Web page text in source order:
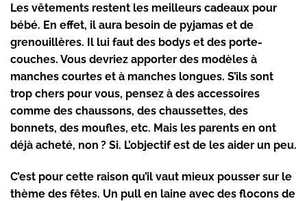
Les vêtements restent les meilleurs cadeaux pour
bébé. En effet, il aura besoin de pyjamas et de
grenouillères. Il lui faut des bodys et des porte-
couches. Vous devriez apporter des modèles à
manches courtes et à manches longues. S’ils sont
trop chers pour vous, pensez à des accessoires
comme des chaussons, des chaussettes, des
bonnets, des moufles, etc. Mais les parents en ont
déjà acheté, non ? Si. L’objectif est de les aider un peu.
C’est pour cette raison qu’il vaut mieux pousser sur le
thème des fêtes. Un pull en laine avec des flocons de